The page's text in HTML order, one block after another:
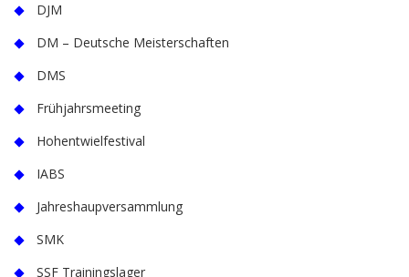
DJM
DM – Deutsche Meisterschaften
DMS
Frühjahrsmeeting
Hohentwielfestival
IABS
Jahreshaupversammlung
SMK
SSF Trainingslager